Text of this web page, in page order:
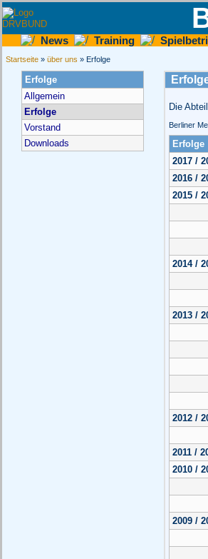
News Training
Startseite » über uns » Erfolge
Erfolge
Allgemein
Erfolge
Vorstand
Downloads
Die
Berliner
Erfolge
2017 /
2016 /
2015 /
2014 /
2013 /
2012 /
2011 /
2010 /
2009 /